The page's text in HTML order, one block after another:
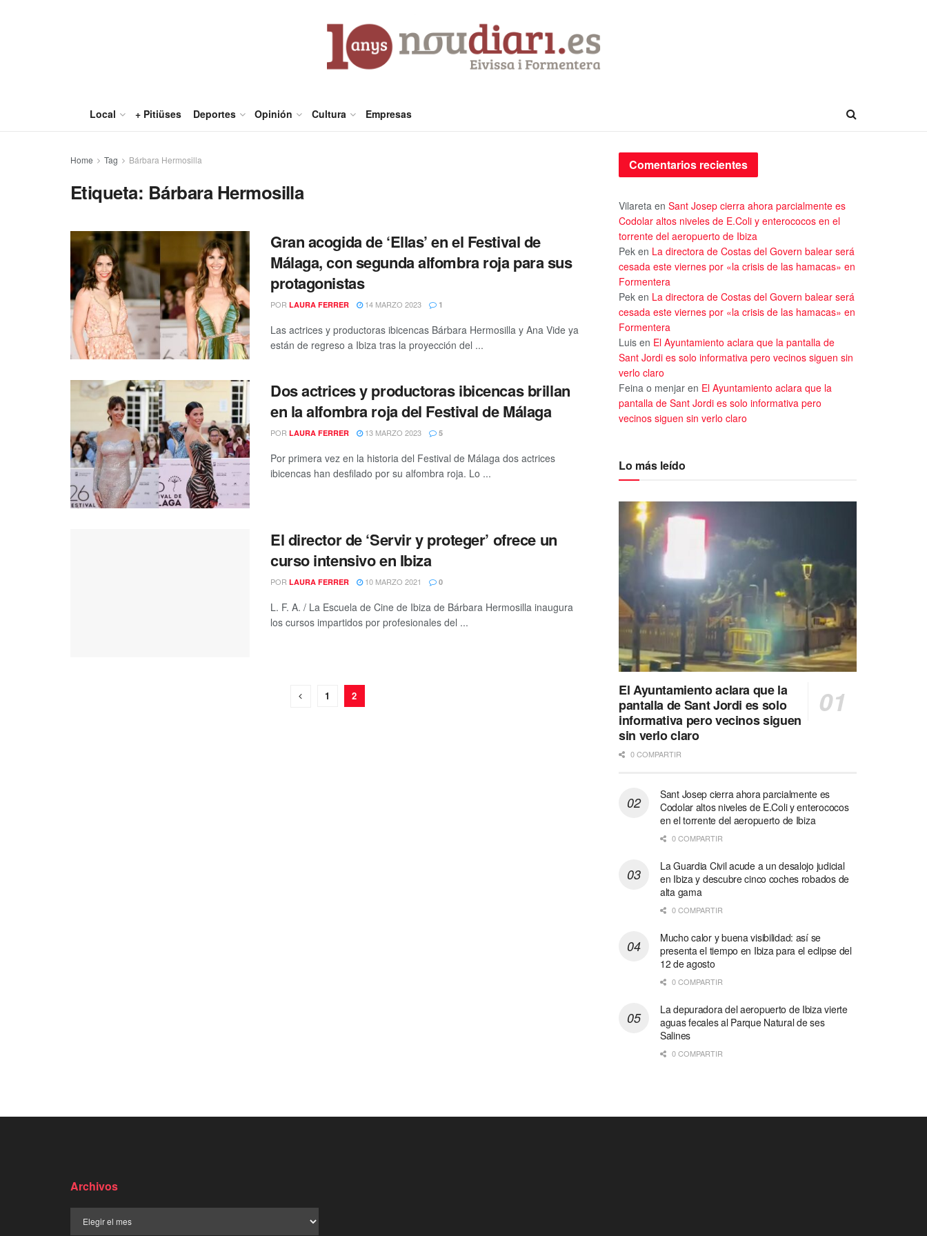
Local + Pitiüses Deportes Opinión Cultura Empresas
Home Tag Bárbara Hermosilla
Etiqueta: Bárbara Hermosilla
Gran acogida de ‘Ellas’ en el Festival de
Málaga, con segunda alfombra roja para sus
protagonistas
POR LAURA FERRER 14 MARZO 2023 1
Las actrices y productoras ibicencas Bárbara Hermosilla y Ana Vide ya
están de regreso a Ibiza tras la proyección del ...
Dos actrices y productoras ibicencas brillan
en la alfombra roja del Festival de Málaga
POR LAURA FERRER 13 MARZO 2023 5
Por primera vez en la historia del Festival de Málaga dos actrices
ibicencas han desfilado por su alfombra roja. Lo ...
El director de ‘Servir y proteger’ ofrece un
curso intensivo en Ibiza
POR LAURA FERRER 10 MARZO 2021 0
L. F. A. / La Escuela de Cine de Ibiza de Bárbara Hermosilla inaugura
los cursos impartidos por profesionales del ...
1 2
Comentarios recientes
Vilareta en Sant Josep cierra ahora parcialmente es
Codolar altos niveles de E.Coli y enterococos en el
torrente del aeropuerto de Ibiza
Pek en La directora de Costas del Govern balear será
cesada este viernes por «la crisis de las hamacas» en
Formentera
Pek en La directora de Costas del Govern balear será
cesada este viernes por «la crisis de las hamacas» en
Formentera
Luis en El Ayuntamiento aclara que la pantalla de
Sant Jordi es solo informativa pero vecinos siguen sin
verlo claro
Feina o menjar en El Ayuntamiento aclara que la
pantalla de Sant Jordi es solo informativa pero
vecinos siguen sin verlo claro
Lo más leído
El Ayuntamiento aclara que la
pantalla de Sant Jordi es solo
informativa pero vecinos siguen
sin verlo claro
0 COMPARTIR
Sant Josep cierra ahora parcialmente es
Codolar altos niveles de E.Coli y enterococos
en el torrente del aeropuerto de Ibiza
0 COMPARTIR
La Guardia Civil acude a un desalojo judicial
en Ibiza y descubre cinco coches robados de
alta gama
0 COMPARTIR
Mucho calor y buena visibilidad: así se
presenta el tiempo en Ibiza para el eclipse del
12 de agosto
0 COMPARTIR
La depuradora del aeropuerto de Ibiza vierte
aguas fecales al Parque Natural de ses
Salines
0 COMPARTIR
Archivos